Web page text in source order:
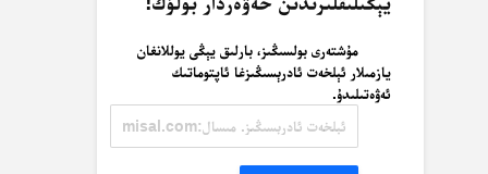
مۇشتەرى بولسىڭىز، بارلىق يېڭى يوللانغان
يازمىلار ئېلخەت ئادرېسىڭىزغا ئاپتوماتىك
ئەۋەتىلىدۇ.
ئادرېسىڭىز.